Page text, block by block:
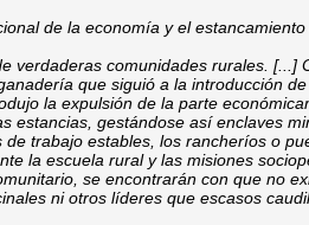
de la economía y el
verdaderas comunidades rurales. [...]
que siguió a la introducción
la expulsión de la parte
estancias, gestándose así enclaves
de trabajo estables, los rancheríos o
la escuela rural y las misiones
se encontrarán con que no
ni otros líderes que escasos